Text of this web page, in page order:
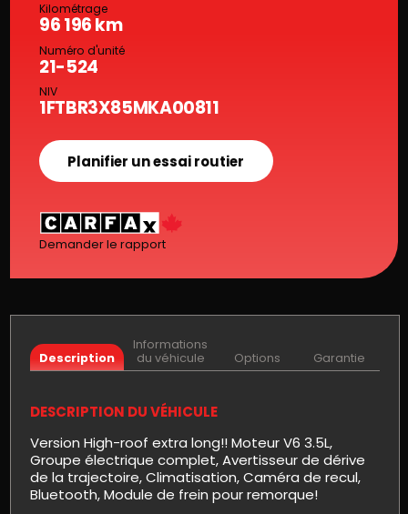
Kilométrage
96 196 km
Numéro d'unité
21-524
NIV
1FTBR3X85MKA00811
Planifier un essai routier
Demander le rapport
Description
Informations
du véhicule
Options Garantie
DESCRIPTION DU VÉHICULE
Version High-roof extra long!! Moteur V6 3.5L,
Groupe électrique complet, Avertisseur de dérive
de la trajectoire, Climatisation, Caméra de recul,
Bluetooth, Module de frein pour remorque!